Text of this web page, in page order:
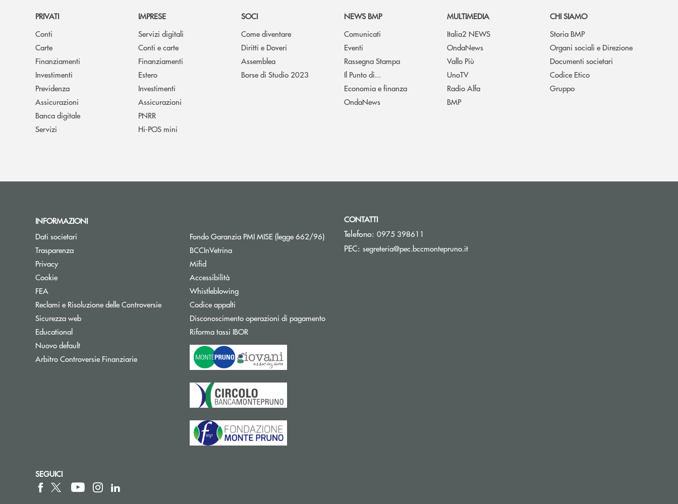
PRIVATI
Conti
Carte
Finanziamenti
Investimenti
Previdenza
Assicurazioni
Banca digitale
Servizi
IMPRESE
Servizi digitali
Conti e carte
Finanziamenti
Estero
Investimenti
Assicurazioni
PNRR
Hi-POS mini
SOCI
Come diventare
Diritti e Doveri
Assemblea
Borse di Studio 2023
NEWS BMP
Comunicati
Eventi
Rassegna Stampa
Il Punto di...
Economia e finanza
OndaNews
MULTIMEDIA
Italia2 NEWS
OndaNews
Vallo Più
UnoTV
Radio Alfa
BMP
CHI SIAMO
Storia BMP
Organi sociali e Direzione
Documenti societari
Codice Etico
Gruppo
INFORMAZIONI
Dati societari
Trasparenza
Privacy
Cookie
FEA
Reclami e Risoluzione delle Controversie
Sicurezza web
Educational
Nuovo default
Arbitro Controversie FinanziarieApre una nuova finestra
Fondo Garanzia PMI MISE (legge 662/96)Apre una nuova finestra
BCCInVetrina
Mifid
Accessibilità
Whistleblowing
Codice appalti
Disconoscimento operazioni di pagamento
Riforma tassi IBORApre una nuova finestra
CONTATTI
Telefono: 0975 398611
PEC: segreteria@pec.bccmontepruno.it(si apre l’app di posta elettronica)
SEGUICI